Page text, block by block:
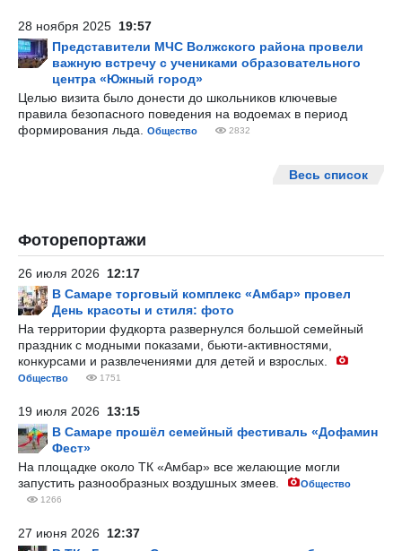
28 ноября 2025 19:57
Представители МЧС Волжского района провели
важную встречу с учениками образовательного
центра «Южный город»
Целью визита было донести до школьников ключевые
правила безопасного поведения на водоемах в период
формирования льда.
Общество 2832
Весь список
Фоторепортажи
26 июля 2026 12:17
В Самаре торговый комплекс «Амбар» провел
День красоты и стиля: фото
На территории фудкорта развернулся большой семейный
праздник с модными показами, бьюти-активностями,
конкурсами и развлечениями для детей и взрослых.
Общество 1751
19 июля 2026 13:15
В Самаре прошёл семейный фестиваль «Дофамин
Фест»
На площадке около ТК «Амбар» все желающие могли
запустить разнообразных воздушных змеев.
Общество
1266
27 июня 2026 12:37